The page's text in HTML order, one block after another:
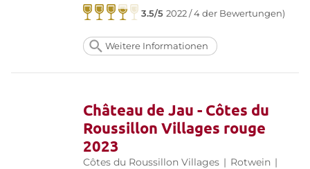
3.5/52022 / 4 der Bewertungen)
Weitere Informationen
Château de Jau - Côtes du
Roussillon Villages rouge
2023
Côtes du Roussillon Villages | Rotwein |